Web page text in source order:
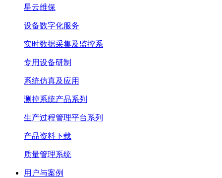
星云维保
设备数字化服务
实时数据采集及监控系
专用设备研制
系统仿真及应用
测控系统产品系列
生产过程管理平台系列
产品资料下载
质量管理系统
用户与案例